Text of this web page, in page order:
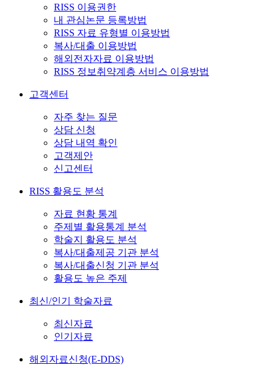
RISS 이용권한
내 관심논문 등록방법
RISS 자료 유형별 이용방법
복사/대출 이용방법
해외전자자료 이용방법
RISS 정보취약계층 서비스 이용방법
고객센터
자주 찾는 질문
상담 신청
상담 내역 확인
고객제안
신고센터
RISS 활용도 분석
자료 현황 통계
주제별 활용통계 분석
학술지 활용도 분석
복사/대출제공 기관 분석
복사/대출신청 기관 분석
활용도 높은 주제
최신/인기 학술자료
최신자료
인기자료
해외자료신청(E-DDS)